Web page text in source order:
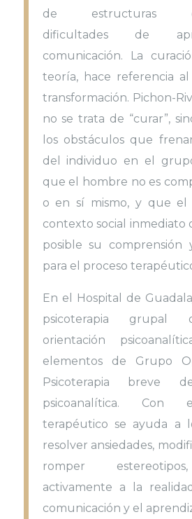
de estructuras
dificultades de
comunicación. La
teoría, hace referencia
transformación. Pichon-
no se trata de “curar”,
los obstáculos que
del individuo en el
que el hombre no es
o en sí mismo, y que el
contexto social inmediato
posible su comprensión
para el proceso
En el Hospital de
psicoterapia grupal
orientación
elementos de Grupo
Psicoterapia breve
psicoanalítica. Con
terapéutico se ayuda a
resolver ansiedades,
romper
activamente a la
comunicación y el